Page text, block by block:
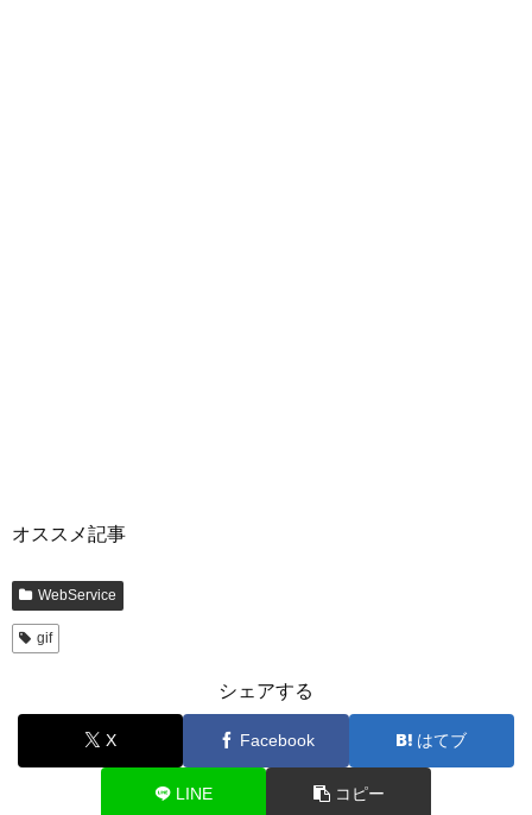
オススメ記事
WebService
gif
シェアする
X Facebook はてブ
LINE コピー